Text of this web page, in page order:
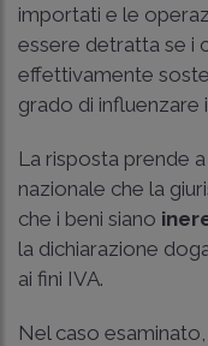
importati e le
essere detratta se i
effettivamente
grado di influenzare
La risposta prende
nazionale che la
che i beni siano
la dichiarazione
ai fini IVA.
Nel caso